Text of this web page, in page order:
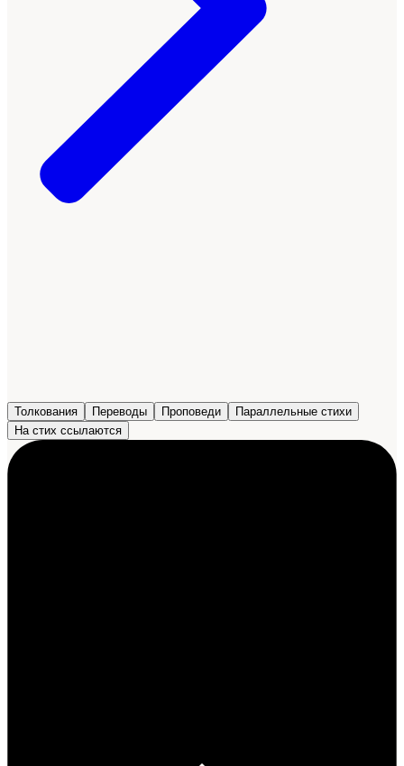
Толкования Переводы Проповеди
Параллельные стихи
На стих ссылаются